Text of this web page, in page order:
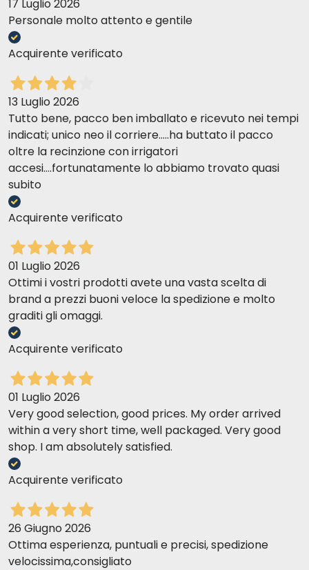
17 Luglio 2026
Personale molto attento e gentile
Acquirente verificato
13 Luglio 2026
Tutto bene, pacco ben imballato e ricevuto nei tempi
indicati; unico neo il corriere.....ha buttato il pacco
oltre la recinzione con irrigatori
accesi....fortunatamente lo abbiamo trovato quasi
subito
Acquirente verificato
01 Luglio 2026
Ottimi i vostri prodotti avete una vasta scelta di
brand a prezzi buoni veloce la spedizione e molto
graditi gli omaggi.
Acquirente verificato
01 Luglio 2026
Very good selection, good prices. My order arrived
within a very short time, well packaged. Very good
shop. I am absolutely satisfied.
Acquirente verificato
26 Giugno 2026
Ottima esperienza, puntuali e precisi, spedizione
velocissima,consigliato